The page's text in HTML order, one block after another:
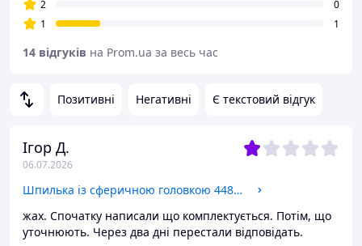
Позитивні Негативні Є текстовий відгук
Ігор Д.
06.07.2026
Шпилька із сферичною головкою 4486MD 240100229190
жах. Спочатку написали що комплектується. Потім, що
уточнюють. Через два дні перестали відповідать.
2
0
1
1
14 відгуків на Prom.ua за весь час